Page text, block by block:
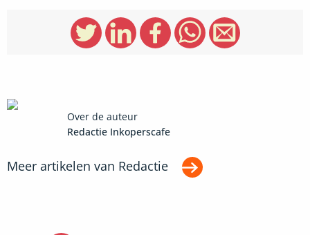
Over de auteur
Redactie Inkoperscafe
Meer artikelen van Redactie